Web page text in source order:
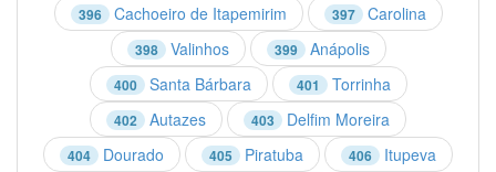
396 Cachoeiro de Itapemirim 397 Carolina
398 Valinhos 399 Anápolis
400 Santa Bárbara 401 Torrinha
402 Autazes 403 Delfim Moreira
404 Dourado 405 Piratuba 406 Itupeva